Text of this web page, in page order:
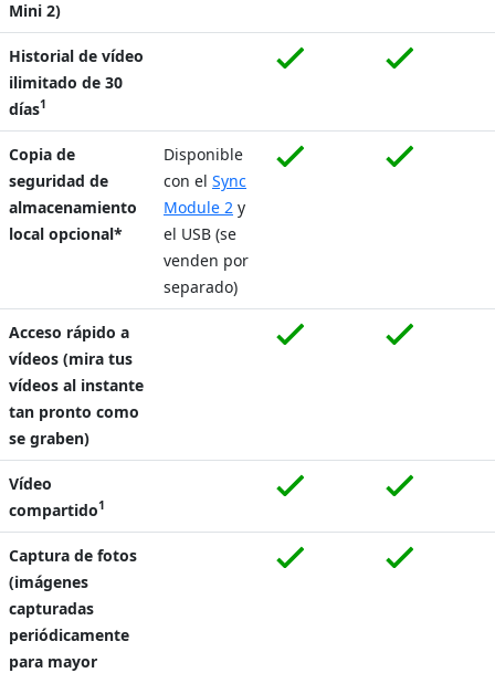
Mini 2)
Historial de vídeo
ilimitado de 30
días1
Copia de
seguridad de
almacenamiento
local opcional*
Disponible
con el Sync
Module 2 y
el USB (se
venden por
separado)
Acceso rápido a
vídeos (mira tus
vídeos al instante
tan pronto como
se graben)
Vídeo
compartido1
Captura de fotos
(imágenes
capturadas
periódicamente
para mayor